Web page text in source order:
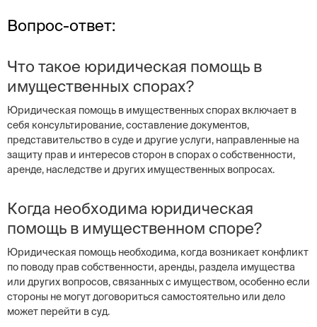
Вопрос-ответ:
Что такое юридическая помощь в
имущественных спорах?
Юридическая помощь в имущественных спорах включает в
себя консультирование, составление документов,
представительство в суде и другие услуги, направленные на
защиту прав и интересов сторон в спорах о собственности,
аренде, наследстве и других имущественных вопросах.
Когда необходима юридическая
помощь в имущественном споре?
Юридическая помощь необходима, когда возникает конфликт
по поводу прав собственности, аренды, раздела имущества
или других вопросов, связанных с имуществом, особенно если
стороны не могут договориться самостоятельно или дело
может перейти в суд.